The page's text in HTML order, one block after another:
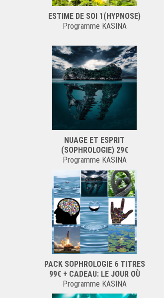
ESTIME DE SOI 1(HYPNOSE)
Programme KASINA
NUAGE ET ESPRIT
(SOPHROLOGIE) 29€
Programme KASINA
PACK SOPHROLOGIE 6 TITRES
99€ + CADEAU: LE JOUR OÙ
Programme KASINA